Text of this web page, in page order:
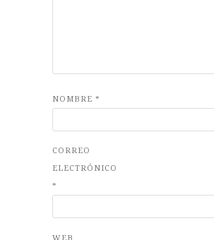
NOMBRE *
CORREO
ELECTRÓNICO
*
WEB